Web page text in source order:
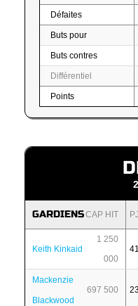
Défaites
Buts pour
Buts contres
Différentiel
Points
GARDIENSCAP HIT PJ
Keith Kinkaid
1 250
000
41
Mackenzie
Blackwood
697 500